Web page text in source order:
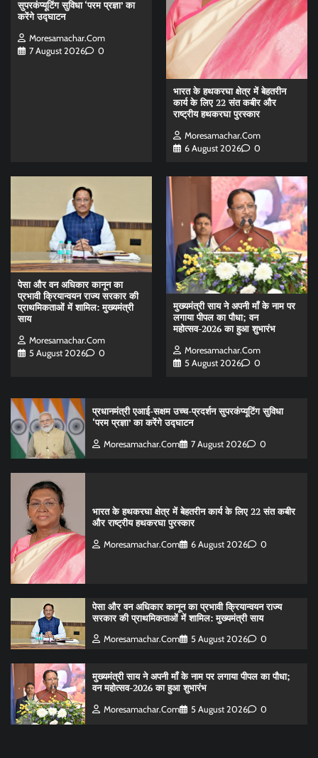
सुपरकंप्यूटिंग सुविधा ‘परम प्रज्ञा’ का
करेंगे उद्घाटन
Moresamachar.com
7 August 2026
0
भारत के हथकरघा क्षेत्र में बेहतरीन
कार्य के लिए 22 संत कबीर और
राष्ट्रीय हथकरघा पुरस्कार
Moresamachar.com
6 August 2026
0
पेसा और वन अधिकार कानून का
प्रभावी क्रियान्वयन राज्य सरकार की
प्राथमिकताओं में शामिल: मुख्यमंत्री
साय
Moresamachar.com
5 August 2026
0
मुख्यमंत्री साय ने अपनी माँ के नाम पर
लगाया पीपल का पौधा; वन
महोत्सव-2026 का हुआ शुभारंभ
Moresamachar.com
5 August 2026
0
प्रधानमंत्री एआई-सक्षम उच्च-प्रदर्शन सुपरकंप्यूटिंग सुविधा
‘परम प्रज्ञा’ का करेंगे उद्घाटन
Moresamachar.com 7 August 2026 0
भारत के हथकरघा क्षेत्र में बेहतरीन कार्य के लिए 22 संत कबीर
और राष्ट्रीय हथकरघा पुरस्कार
Moresamachar.com 6 August 2026 0
पेसा और वन अधिकार कानून का प्रभावी क्रियान्वयन राज्य
सरकार की प्राथमिकताओं में शामिल: मुख्यमंत्री साय
Moresamachar.com 5 August 2026 0
मुख्यमंत्री साय ने अपनी माँ के नाम पर लगाया पीपल का पौधा;
वन महोत्सव-2026 का हुआ शुभारंभ
Moresamachar.com 5 August 2026 0